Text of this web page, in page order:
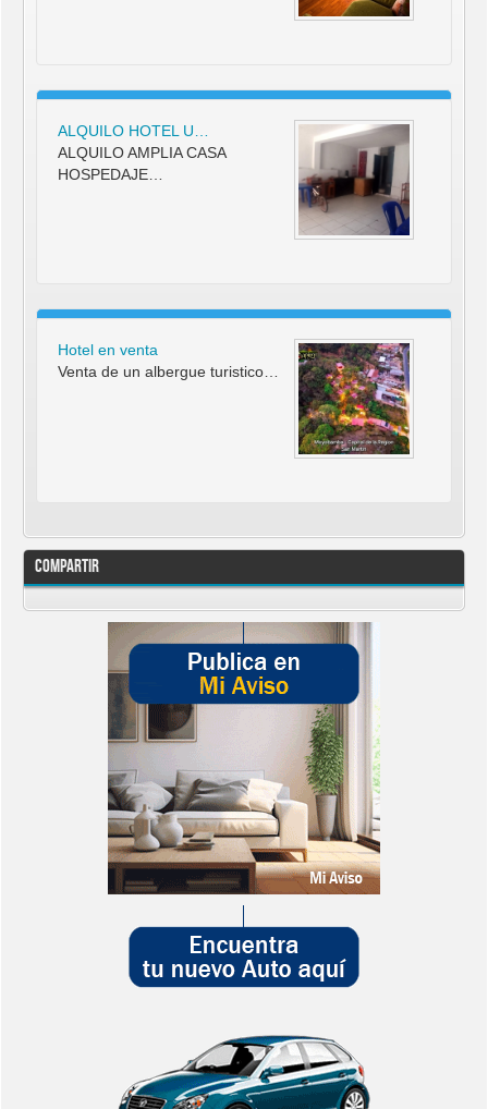
ALQUILO HOTEL U…
ALQUILO AMPLIA CASA
HOSPEDAJE…
Hotel en venta
Venta de un albergue turistico…
Compartir